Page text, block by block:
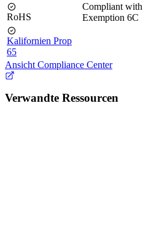
RoHS
Compliant with
Exemption 6C
Kalifornien Prop
65
Ansicht Compliance Center
Verwandte Ressourcen